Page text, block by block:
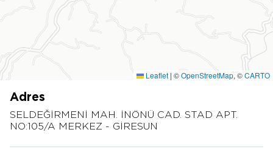
Adres
SELDEĞİRMENİ MAH. İNÖNÜ CAD. STAD APT.
NO:105/A MERKEZ - GİRESUN
Leaflet | ©OpenStreetMap, ©CARTO